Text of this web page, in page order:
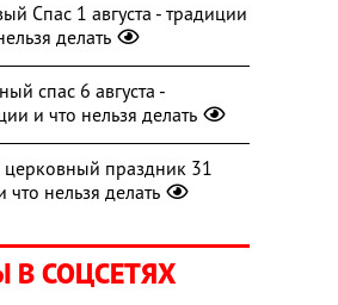
Спас 1 августа - традиции
делать
спас 6 августа -
и что нельзя делать
церковный праздник 31
что нельзя делать
В СОЦСЕТЯХ